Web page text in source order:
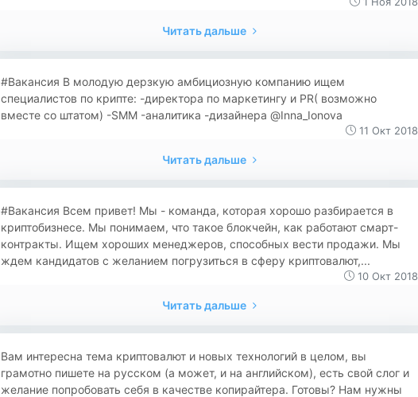
Читать дальше
#Вакансия В молодую дерзкую амбициозную компанию ищем
специалистов по крипте: -директора по маркетингу и PR( возможно
вместе со штатом) -SMM -аналитика -дизайнера @Inna_Ionova
11 Окт 2018
Читать дальше
#Вакансия Всем привет! Мы - команда, которая хорошо разбирается в
криптобизнесе. Мы понимаем, что такое блокчейн, как работают смарт-
контракты. Ищем хороших менеджеров, способных вести продажи. Мы
ждем кандидатов с желанием погрузиться в сферу криптовалют,...
10 Окт 2018
Читать дальше
​​Вам интересна тема криптовалют и новых технологий в целом, вы
грамотно пишете на русском (а может, и на английском), есть свой слог и
желание попробовать себя в качестве копирайтера. Готовы? Нам нужны